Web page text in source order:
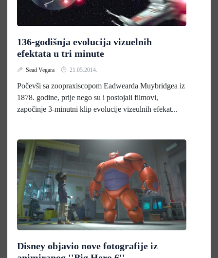
136-godišnja evolucija vizuelnih
efektata u tri minute
Sead Vegara 21.05.2014.
Počevši sa zoopraxiscopom Eadwearda Muybridgea iz
1878. godine, prije nego su i postojali filmovi,
započinje 3-minutni klip evolucije vizeulnih efekat...
Disney objavio nove fotografije iz